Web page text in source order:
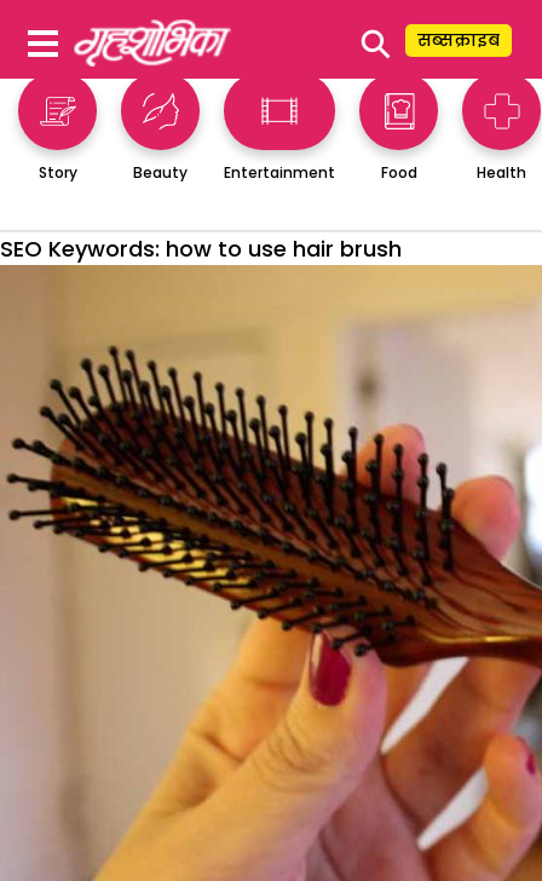
⚲ सब्सक्राइब
Story Beauty Entertainment Food Health
SEO Keywords: how to use hair brush